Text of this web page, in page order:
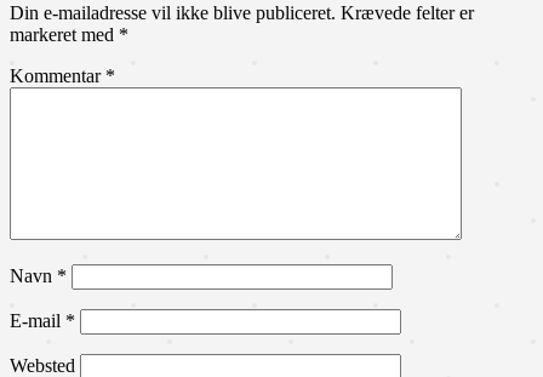
Din e-mailadresse vil ikke blive publiceret. Krævede felter er
markeret med *
Kommentar *
Navn *
E-mail *
Websted